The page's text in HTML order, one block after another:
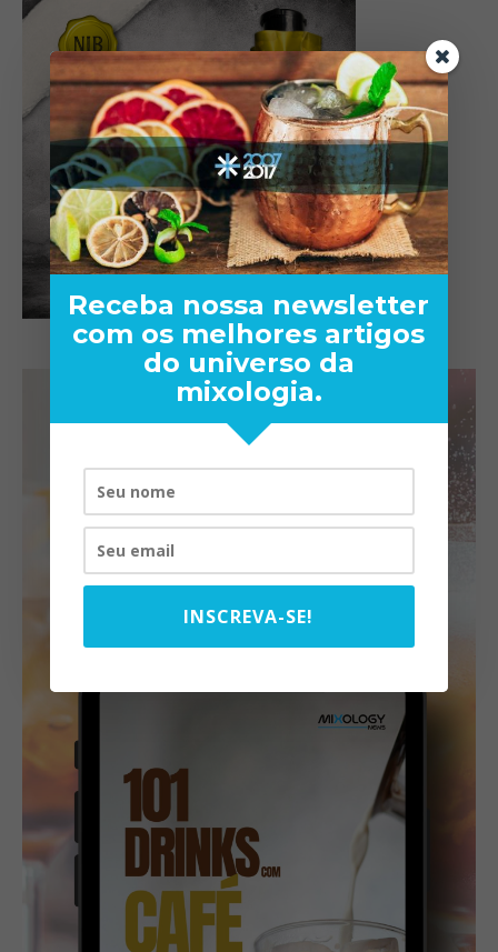
Receba nossa newsletter
com os melhores artigos
do universo da
mixologia.
INSCREVA-SE!